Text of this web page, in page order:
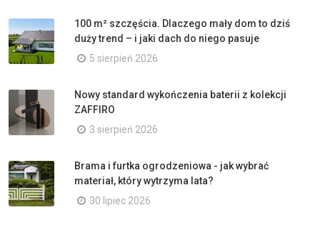
100 m² szczęścia. Dlaczego mały dom to dziś
duży trend – i jaki dach do niego pasuje
5 sierpień 2026
Nowy standard wykończenia baterii z kolekcji
ZAFFIRO
3 sierpień 2026
Brama i furtka ogrodzeniowa - jak wybrać
materiał, który wytrzyma lata?
30 lipiec 2026